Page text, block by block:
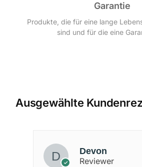
Garantie
Produkte, die für eine lange
sind und für die eine
Ausgewählte
Devon
Reviewer